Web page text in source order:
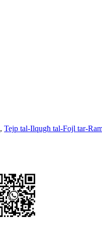
, Tejp tal-Ilqugħ tal-Fojl tar-